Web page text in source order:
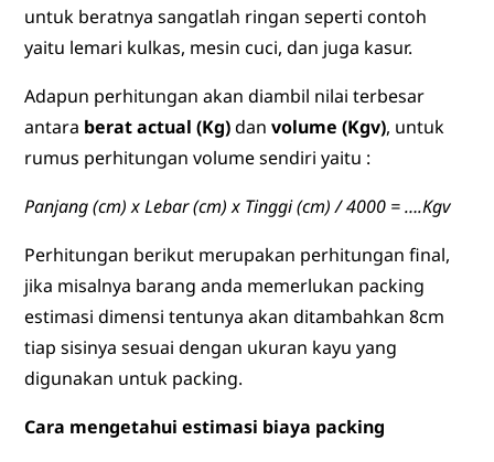
untuk beratnya sangatlah ringan seperti contoh
yaitu lemari kulkas, mesin cuci, dan juga kasur.
Adapun perhitungan akan diambil nilai terbesar
antara berat actual (Kg)danvolume (Kgv), untuk
rumus perhitungan volume sendiri yaitu :
Panjang (cm) x Lebar (cm) x Tinggi (cm) / 4000 = ….Kgv
Perhitungan berikut merupakan perhitungan final,
jika misalnya barang anda memerlukan packing
estimasi dimensi tentunya akan ditambahkan 8cm
tiap sisinya sesuai dengan ukuran kayu yang
digunakan untuk packing.
Cara mengetahui estimasi biaya packing